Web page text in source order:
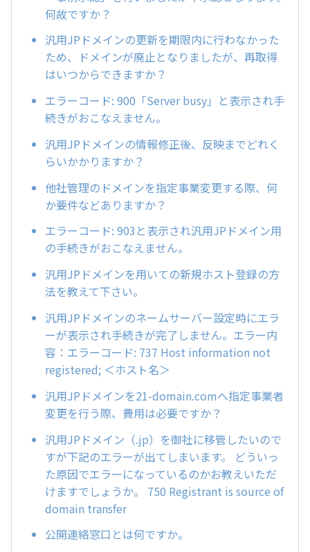
何故ですか？
汎用JPドメインの更新を期限内に行わなかった
ため、ドメインが廃止となりましたが、再取得
はいつからできますか？
エラーコード: 900「Server busy」と表示され手
続きがおこなえません。
汎用JPドメインの情報修正後、反映までどれく
らいかかりますか？
他社管理のドメインを指定事業変更する際、何
か要件などありますか？
エラーコード: 903と表示され汎用JPドメイン用
の手続きがおこなえません。
汎用JPドメインを用いての新規ホスト登録の方
法を教えて下さい。
汎用JPドメインのネームサーバー設定時にエラ
ーが表示され手続きが完了しません。エラー内
容：エラーコード: 737 Host information not
registered; ＜ホスト名＞
汎用JPドメインを21-domain.comへ指定事業者
変更を行う際、費用は必要ですか？
汎用JPドメイン（.jp）を御社に移管したいので
すが下記のエラーが出てしまいます。 どういっ
た原因でエラーになっているのかお教えいただ
けますでしょうか。 750 Registrant is source of
domain transfer
公開連絡窓口とは何ですか。